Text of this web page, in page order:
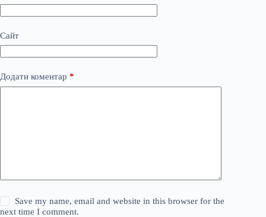
Сайт
Додати коментар *
Save my name, email and website in this browser for the
next time I comment.